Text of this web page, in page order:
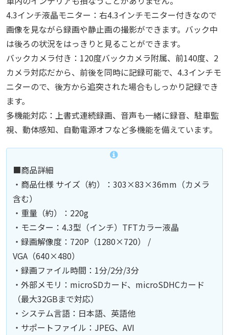
4.3インチ液晶モニター：右4.3インチモニター付きなので
画像を見ながら録画や静止画の撮影ができます。バック中
は後ろの状況をはっきりと見ることができます。
バックカメラ付き：120度バックカメラ附属、前140度、2
カメラ対応だから、前後を同時に記録可能で、4.3インチモ
ニターので、後方から追突された場合もしっかり記録でき
ます。
多機能対応：上書式連続録画、音声も一緒に録音、駐車監
視、動体感知、自動電源オフなど多機能を備えています。
■商品詳細
・商品仕様 サイズ（約）：303×83×36mm（カメラ
含む）
・重量（約）：220g
・モニター：4.3型（インチ）TFTカラー液晶
・録画解像度：720P（1280×720） /
VGA（640×480）
・録画ファイル時間：1分/2分/3分
・外部メモリ：microSDカード、microSDHCカード
（最大32GBまで対応）
・システム言語：日本語、英語他
・サポートファイル：JPEG、AVI